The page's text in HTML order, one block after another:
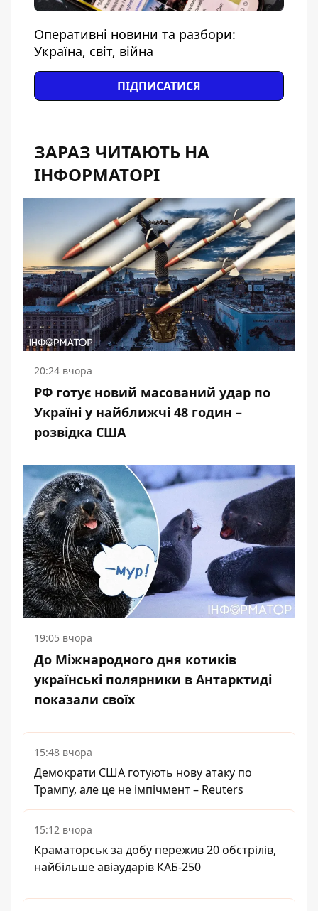
Оперативні новини та разбори:
Україна, світ, війна
ПІДПИСАТИСЯ
ЗАРАЗ ЧИТАЮТЬ НА
ІНФОРМАТОРІ
20:24 вчора
РФ готує новий масований удар по
Україні у найближчі 48 годин –
розвідка США
19:05 вчора
До Міжнародного дня котиків
українські полярники в Антарктиді
показали своїх
15:48 вчора
Демократи США готують нову атаку по
Трампу, але це не імпічмент – Reuters
15:12 вчора
Краматорськ за добу пережив 20 обстрілів,
найбільше авіаударів КАБ-250